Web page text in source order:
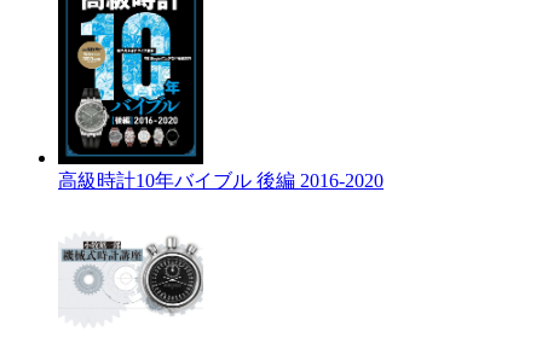
高級時計10年バイブル 後編 2016-2020